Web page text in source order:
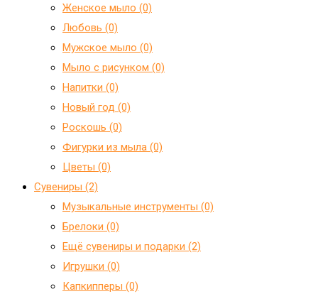
Женское мыло (0)
Любовь (0)
Мужское мыло (0)
Мыло с рисунком (0)
Напитки (0)
Новый год (0)
Роскошь (0)
Фигурки из мыла (0)
Цветы (0)
Сувениры (2)
Mузыкальные инструменты (0)
Брелоки (0)
Ещё сувениры и подарки (2)
Игрушки (0)
Капкипперы (0)